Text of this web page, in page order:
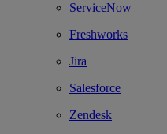
ServiceNow
Freshworks
Jira
Salesforce
Zendesk